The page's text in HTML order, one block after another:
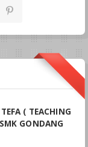
( TEACHING
GONDANG